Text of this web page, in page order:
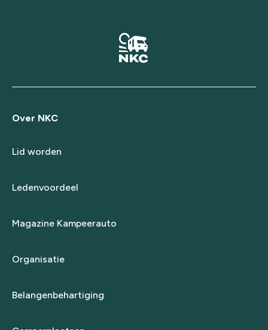
Over NKC
Lid worden
Ledenvoordeel
Magazine Kampeerauto
Organisatie
Belangenbehartiging